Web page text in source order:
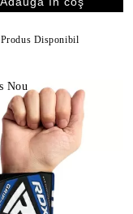
Produs Disponibil